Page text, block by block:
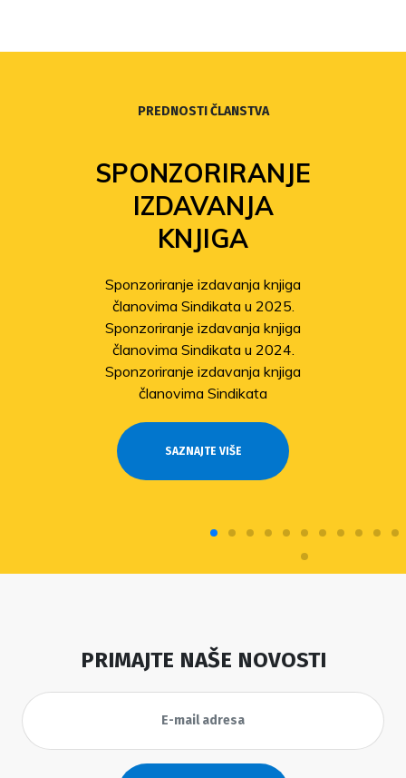
PREDNOSTI ČLANSTVA
SPONZORIRANJE
IZDAVANJA
KNJIGA
Sponzoriranje izdavanja knjiga
članovima Sindikata u 2025.
Sponzoriranje izdavanja knjiga
članovima Sindikata u 2024.
Sponzoriranje izdavanja knjiga
članovima Sindikata
SAZNAJTE VIŠE
PRIMAJTE NAŠE NOVOSTI